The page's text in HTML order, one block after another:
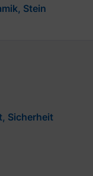
Stein
Sicherheit